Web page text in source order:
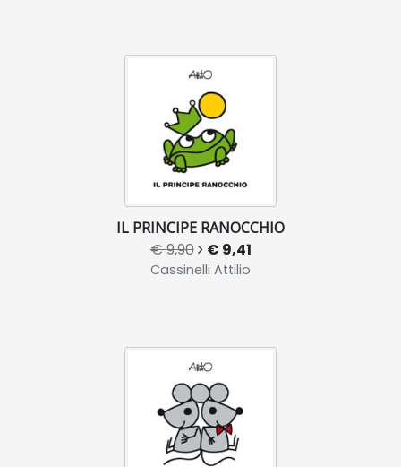
IL PRINCIPE RANOCCHIO
€ 9,90 € 9,41
Cassinelli Attilio